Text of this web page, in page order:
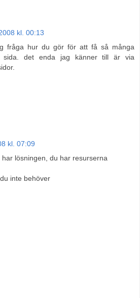
kl. 00:13
fråga hur du gör för att få så många
sida. det enda jag känner till är via
kl. 07:09
lösningen, du har resurserna
inte behöver